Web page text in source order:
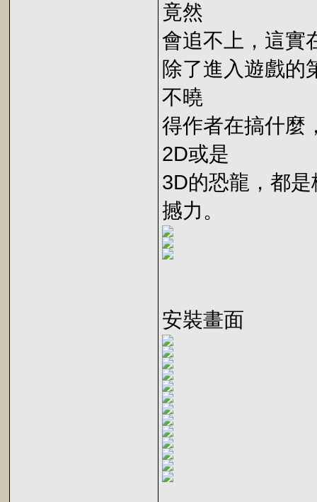
竟然
會追不上，這實
除了進入遊戲的
不曉
得作者在搞什麼
2D或是
3D的恐龍，都
撼力。
安裝畫面